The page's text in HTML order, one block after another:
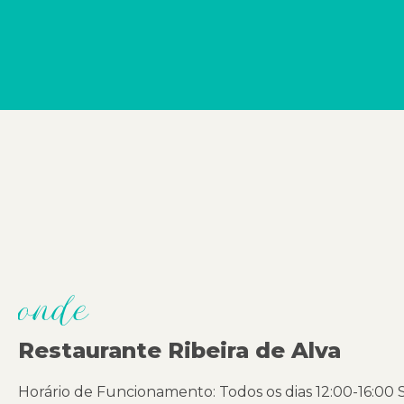
onde
Restaurante Ribeira de Alva
Horário de Funcionamento: Todos os dias 12:00-16:00